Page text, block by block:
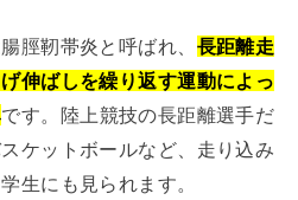
脛靭帯炎と呼ばれ、 長距離走
伸ばしを繰り返す運動によっ
です。陸上競技の長距離選手だ
ケットボールなど、走り込み
生にも見られます。